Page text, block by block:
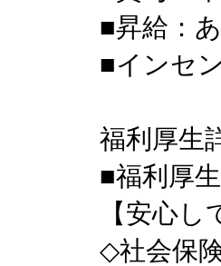
■昇給：
■インセ
福利厚生
■福利厚
【安心し
◇社会保